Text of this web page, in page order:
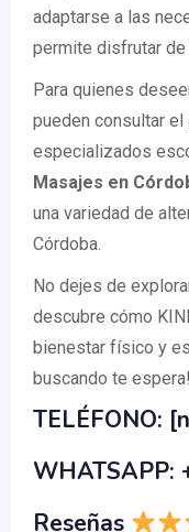
adaptarse a las
permite disfrutar
Para quienes
pueden consultar
especializados
Masajes en
una variedad de
Córdoba.
No dejes de
descubre cómo
bienestar físico y
buscando te espera!
TELÉFONO:
WHATSAPP:
Reseñas